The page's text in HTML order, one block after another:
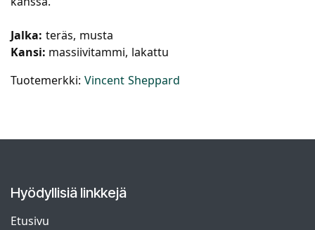
Jalka: teräs, musta
Kansi: massiivitammi, lakattu
Tuotemerkki: Vincent Sheppard
Hyödyllisiä linkkejä
Etusivu